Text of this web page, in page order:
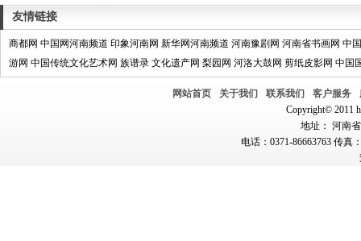
友情链接
商都网 中国网河南频道 印象河南网 新华网河南频道 河南豫剧网 河南省书画网 中
游网 中国传统文化艺术网 族谱录 文化遗产网 梨园网 河洛大鼓网 剪纸皮影网 中国
网站首页 关于我们 联系我们 客户服务
Copyright© 2011
地址： 河南
电话：0371-86663763 传真